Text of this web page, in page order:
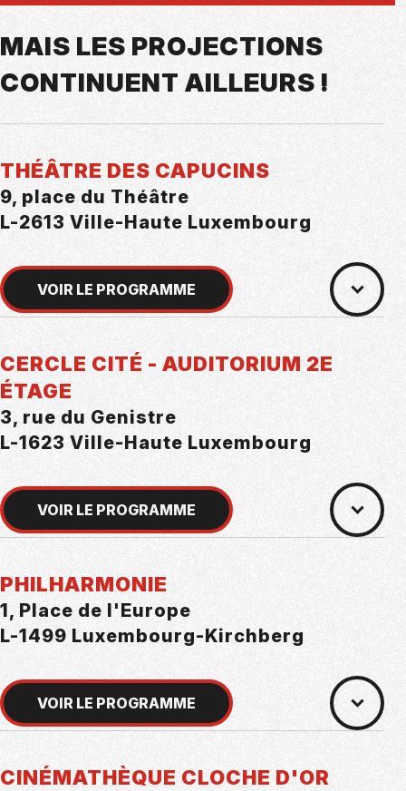
MAIS LES PROJECTIONS
CONTINUENT AILLEURS !
THÉÂTRE DES CAPUCINS
9, place du Théâtre
L-2613 Ville-Haute Luxembourg
VOIR LE PROGRAMME
CERCLE CITÉ - AUDITORIUM 2E
ÉTAGE
3, rue du Genistre
L-1623 Ville-Haute Luxembourg
VOIR LE PROGRAMME
PHILHARMONIE
1, Place de l'Europe
L-1499 Luxembourg-Kirchberg
VOIR LE PROGRAMME
CINÉMATHÈQUE CLOCHE D'OR